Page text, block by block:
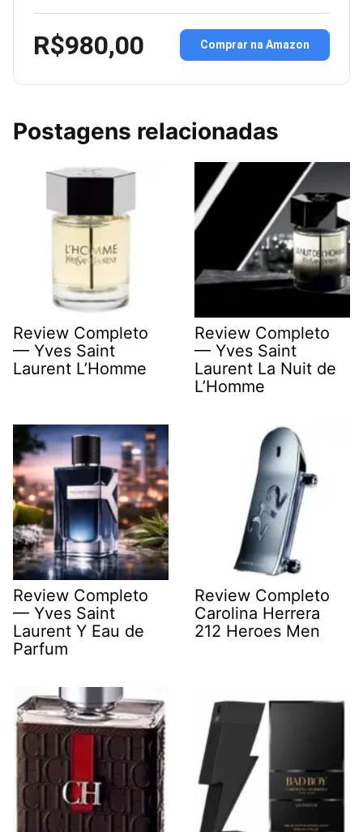
R$980,00 Comprar na Amazon
Postagens relacionadas
Review Completo
— Yves Saint
Laurent L’Homme
Review Completo
— Yves Saint
Laurent La Nuit de
L’Homme
Review Completo
— Yves Saint
Laurent Y Eau de
Parfum
Review Completo
Carolina Herrera
212 Heroes Men